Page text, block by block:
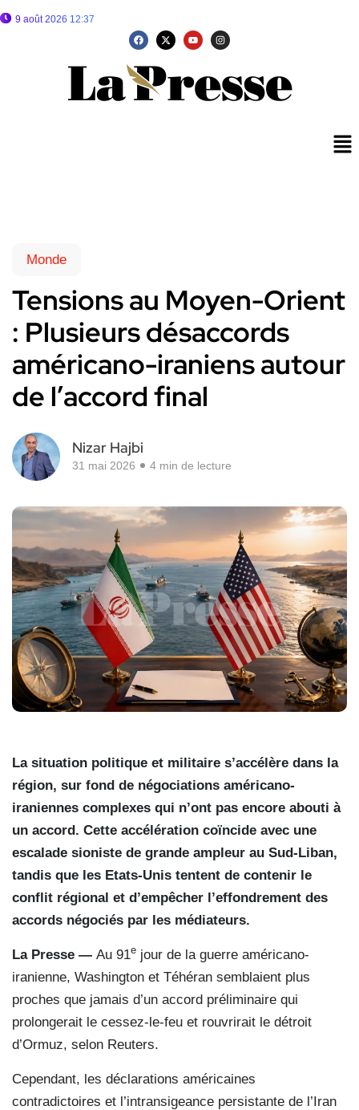
9 août 2026 12:37
Monde
Tensions au Moyen-Orient
: Plusieurs désaccords
américano-iraniens autour
de l’accord final
Nizar Hajbi
31 mai 2026 4 min de lecture
La situation politique et militaire s’accélère dans la
région, sur fond de négociations américano-
iraniennes complexes qui n’ont pas encore abouti à
un accord. Cette accélération coïncide avec une
escalade sioniste de grande ampleur au Sud-Liban,
tandis que les Etats-Unis tentent de contenir le
conflit régional et d’empêcher l’effondrement des
accords négociés par les médiateurs.
La Presse — Au 91e jour de la guerre américano-
iranienne, Washington et Téhéran semblaient plus
proches que jamais d’un accord préliminaire qui
prolongerait le cessez-le-feu et rouvrirait le détroit
d’Ormuz, selon Reuters.
Cependant, les déclarations américaines
contradictoires et l’intransigeance persistante de l’Iran